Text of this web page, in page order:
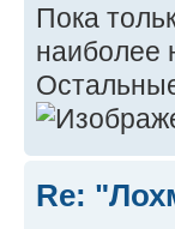
Пока
наиболее
Re: